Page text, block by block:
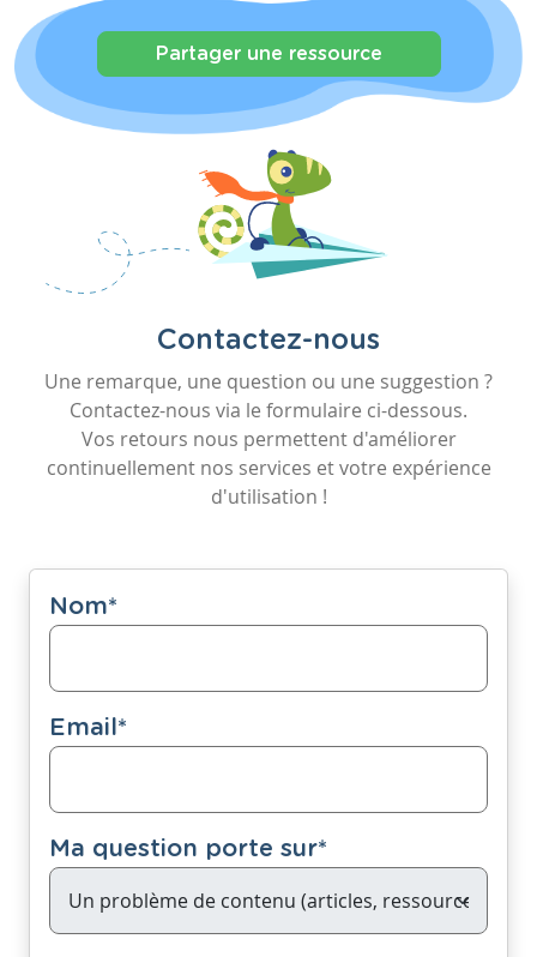
Partager une ressource
Contactez-nous
Une remarque, une question ou une suggestion ?
Contactez-nous via le formulaire ci-dessous.
Vos retours nous permettent d'améliorer
continuellement nos services et votre expérience
d'utilisation !
Nom*
Email*
Ma question porte sur*